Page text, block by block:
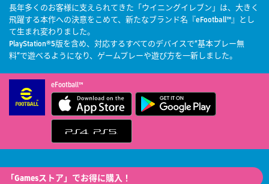
長年多くのお客様に支えられてきた「ウイニングイレブン」は、大きく
飛躍する本作への決意をこめて、新たなブランド名『eFootball™』とし
て生まれ変わりました。
PlayStation®5版を含め、対応するすべてのデバイスで“基本プレー無
料”で遊べるようになり、ゲームプレーや遊び方を一新しました。
eFootball™
「Gamesストア」でお得に購入！